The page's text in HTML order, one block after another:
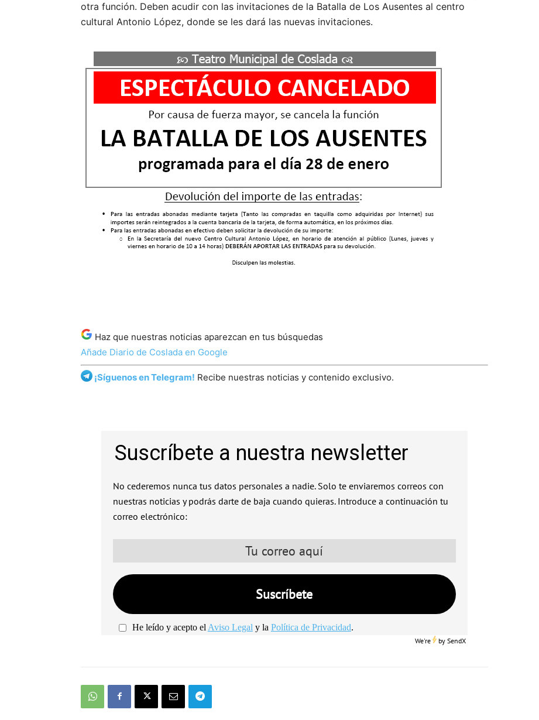
otra función. Deben acudir con las invitaciones de la Batalla de Los Ausentes al centro
cultural Antonio López, donde se les dará las nuevas invitaciones.
Haz que nuestras noticias aparezcan en tus búsquedas
Añade Diario de Coslada en Google
¡Síguenos en Telegram! Recibe nuestras noticias y contenido exclusivo.
Suscríbete a nuestra newsletter
No cederemos nunca tus datos personales a nadie. Solo te enviaremos correos con
nuestras noticias y podrás darte de baja cuando quieras. Introduce a continuación tu
correo electrónico:
He leído y acepto el Aviso Legal y la Política de Privacidad.
We're bySendX